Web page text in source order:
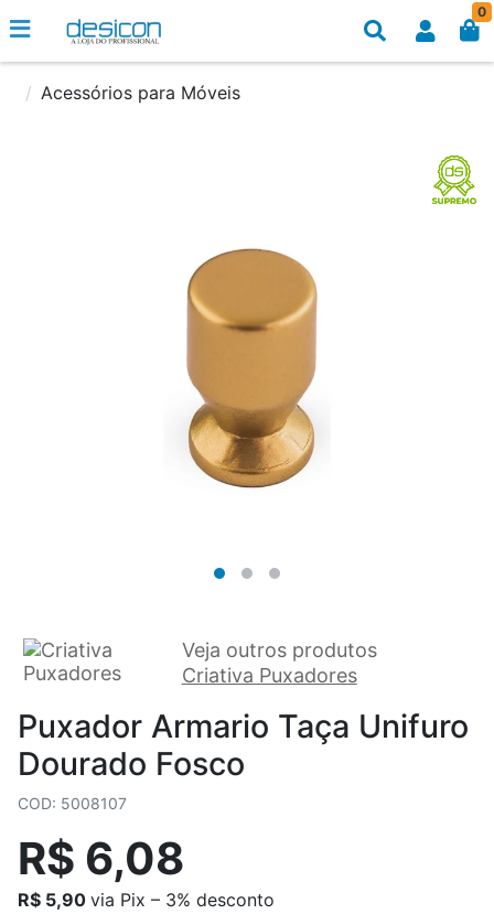
0
Acessórios para Móveis
Veja outros produtos
Criativa Puxadores
Puxador Armario Taça Unifuro
Dourado Fosco
COD: 5008107
R$ 6,08
R$ 5,90 via Pix – 3% desconto